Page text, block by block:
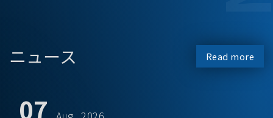
ニュース Read more
07